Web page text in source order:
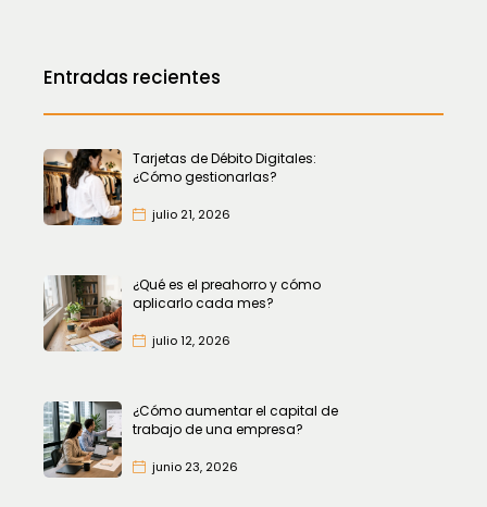
Entradas recientes
Tarjetas de Débito Digitales:
¿Cómo gestionarlas?
julio 21, 2026
¿Qué es el preahorro y cómo
aplicarlo cada mes?
julio 12, 2026
¿Cómo aumentar el capital de
trabajo de una empresa?
junio 23, 2026